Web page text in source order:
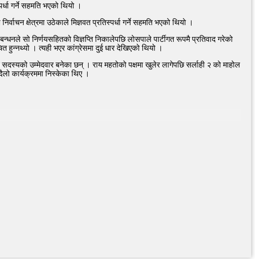
गर्ने सहमति भएको थियो ।
क्षेत्रमा उठेकाले मिज्ञवत प्रतिस्पर्धा गर्ने सहमति भएको थियो ।
सो निर्णयसहितको विज्ञप्ति निकालेपछि लोसपाले पार्टीगत रूपमै प्रतिवाद गरेको
हुन्नथ्यो । त्यही भएर कांग्रेसमा दुई धार देखिएको थियो ।
उम्मेदवार बनेका छन् । राय महतोको पक्षमा खुलेर लागेपछि सर्लाही २ को माहोल
कार्यक्रममा निस्केका थिए ।